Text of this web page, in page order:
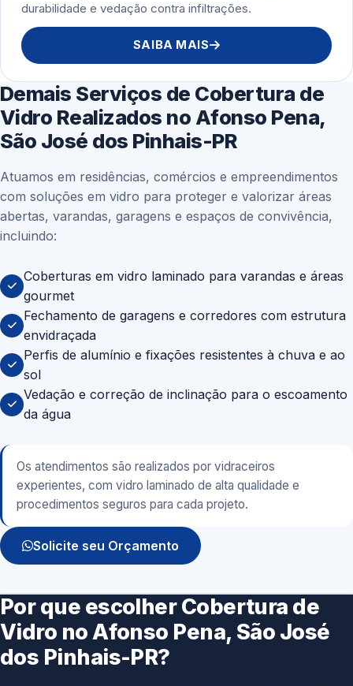
durabilidade e vedação contra infiltrações.
SAIBA MAIS
Demais Serviços de Cobertura de
Vidro Realizados no Afonso Pena,
São José dos Pinhais-PR
Atuamos em residências, comércios e empreendimentos
com soluções em vidro para proteger e valorizar áreas
abertas, varandas, garagens e espaços de convivência,
incluindo:
Coberturas em vidro laminado para varandas e áreas
gourmet
Fechamento de garagens e corredores com estrutura
envidraçada
Perfis de alumínio e fixações resistentes à chuva e ao
sol
Vedação e correção de inclinação para o escoamento
da água
Os atendimentos são realizados por vidraceiros
experientes, com vidro laminado de alta qualidade e
procedimentos seguros para cada projeto.
Solicite seu Orçamento
Por que escolher Cobertura de
Vidro no Afonso Pena, São José
dos Pinhais-PR?